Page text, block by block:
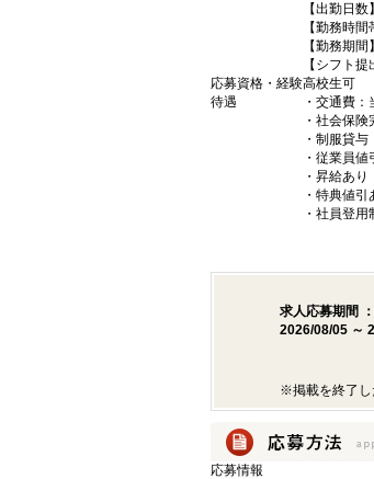
【出勤日
【勤務時
【勤務期
【シフト
応募資格・経験高校生可
待遇
・交通費
・社会保険
・制服貸与
・従業員値
・昇給あり
・特典値
・社員登用
求人応募期間 ：
2026/08/05 ～
※掲載を終了し
応募情報